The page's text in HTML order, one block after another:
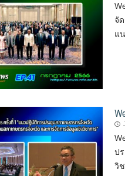
จั
แ
ป
วิ